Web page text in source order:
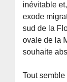
inévitable
exode
sud de la
ovale de la
souhaite
Tout semble